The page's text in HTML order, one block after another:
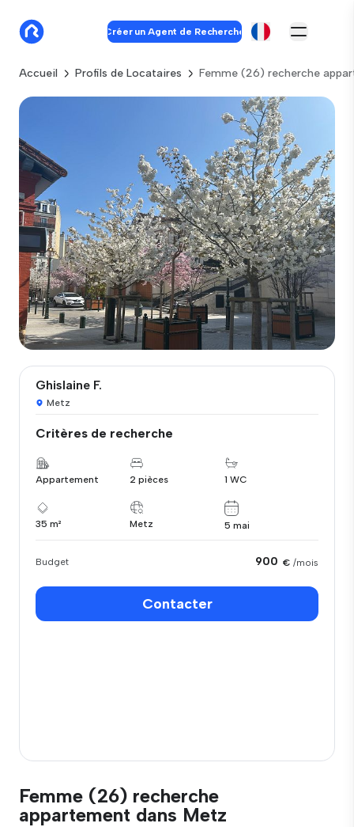
Créer un Agent de Recherche
Accueil Profils de Locataires Femme (26) recherche
Ghislaine F.
Metz
Critères de recherche
Appartement 2 pièces 1 WC
35 m² Metz 5 mai
Budget 900 € /mois
Contacter
Femme (26) recherche
appartement dans Metz